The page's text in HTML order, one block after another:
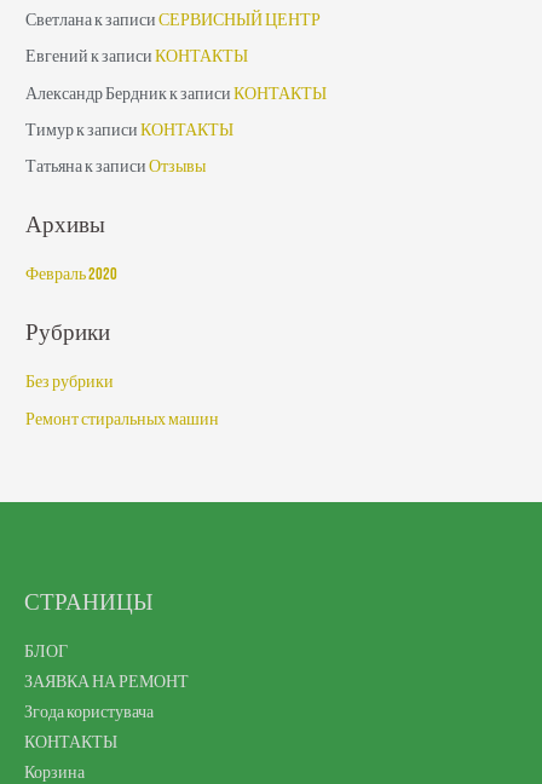
Светланак записиСЕРВИСНЫЙ ЦЕНТР
Евгенийк записиКОНТАКТЫ
Александр Бердникк записиКОНТАКТЫ
Тимурк записиКОНТАКТЫ
Татьянак записиОтзывы
Архивы
Февраль 2020
Рубрики
Без рубрики
Ремонт стиральных машин
СТРАНИЦЫ
БЛОГ
ЗАЯВКА НА РЕМОНТ
Згода користувача
КОНТАКТЫ
Корзина